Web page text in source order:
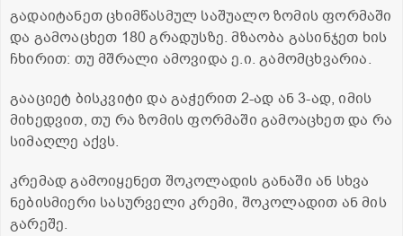
გადაიტანეთ ცხიმწასმულ საშუალო ზომის ფორმაში
და გამოაცხეთ 180 გრადუსზე. მზაობა გასინჯეთ ხის
ჩხირით: თუ მშრალი ამოვიდა ე.ი. გამომცხვარია.
გააციეტ ბისკვიტი და გაჭერით 2-ად ან 3-ად, იმის
მიხედვით, თუ რა ზომის ფორმაში გამოაცხეთ და რა
სიმაღლე აქვს.
კრემად გამოიყენეთ შოკოლადის განაში ან სხვა
ნებისმიერი სასურველი კრემი, შოკოლადით ან მის
გარეშე.